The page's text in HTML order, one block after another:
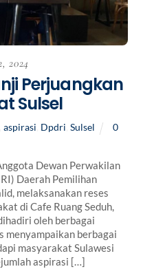
2024
Perjuangkan
Sulsel
aspirasi Dpdri Sulsel 0
Dewan Perwakilan
Daerah Pemilihan
melaksanakan reses
di Cafe Ruang Seduh,
oleh berbagai
menyampaikan berbagai
masyarakat Sulawesi
aspirasi […]